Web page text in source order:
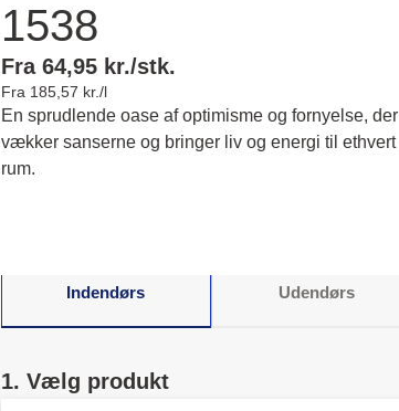
1538
Fra 64,95 kr./stk.
Fra 185,57 kr./l
En sprudlende oase af optimisme og fornyelse, der
vækker sanserne og bringer liv og energi til ethvert
rum.
Indendørs Udendørs
1. Vælg produkt